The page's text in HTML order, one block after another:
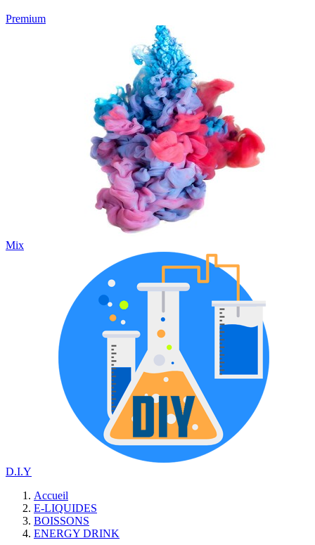
Premium
Mix
D.I.Y
Accueil
E-LIQUIDES
BOISSONS
ENERGY DRINK